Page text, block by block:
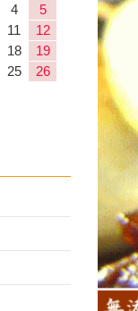
4
5
11
12
18
19
25
26